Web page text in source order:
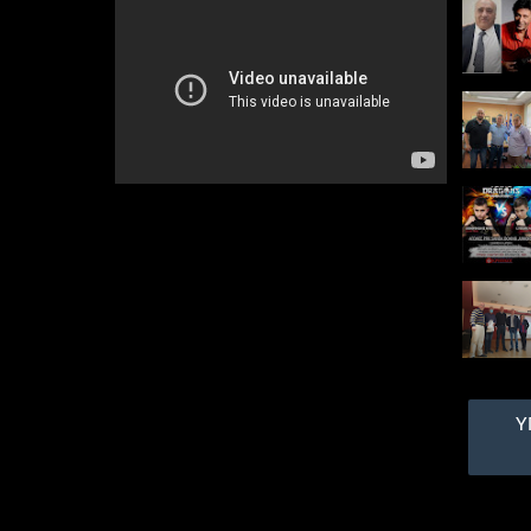
πρωινό της Πέμπτης Από
την εφημερίδα Freddo Τα